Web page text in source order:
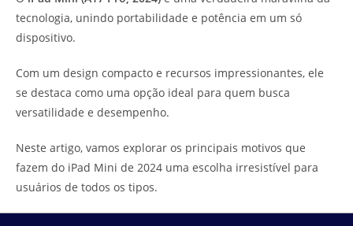
tecnologia, unindo portabilidade e potência em um só
dispositivo.
Com um design compacto e recursos impressionantes, ele
se destaca como uma opção ideal para quem busca
versatilidade e desempenho.
Neste artigo, vamos explorar os principais motivos que
fazem do iPad Mini de 2024 uma escolha irresistível para
usuários de todos os tipos.